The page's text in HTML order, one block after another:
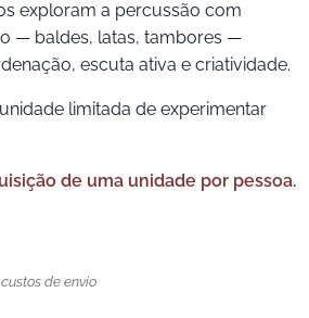
exploram a percussão com
— baldes, latas, tambores —
escuta ativa e criatividade.
limitada de experimentar
de uma unidade por pessoa.
de envio